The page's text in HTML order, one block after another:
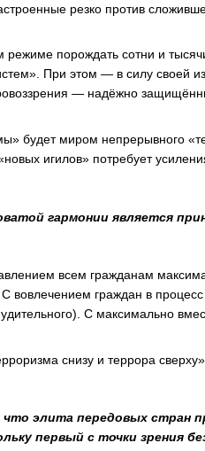
резко против
порождать сотни и
При этом — в силу своей
— надёжно
будет миром непрерывного
игилов» потребует
гармонии является
всем гражданам
граждан в процесс
С максимально
снизу и террора
элита передовых стран
первый с точки зрения